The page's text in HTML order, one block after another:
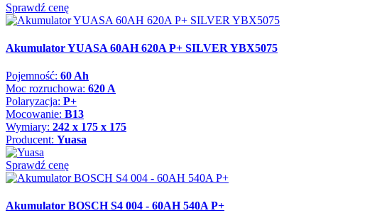
Sprawdź cenę
Akumulator YUASA 60AH 620A P+ SILVER YBX5075
Pojemność: 60 Ah
Moc rozruchowa: 620 A
Polaryzacja: P+
Mocowanie: B13
Wymiary: 242 x 175 x 175
Producent: Yuasa
Sprawdź cenę
Akumulator BOSCH S4 004 - 60AH 540A P+